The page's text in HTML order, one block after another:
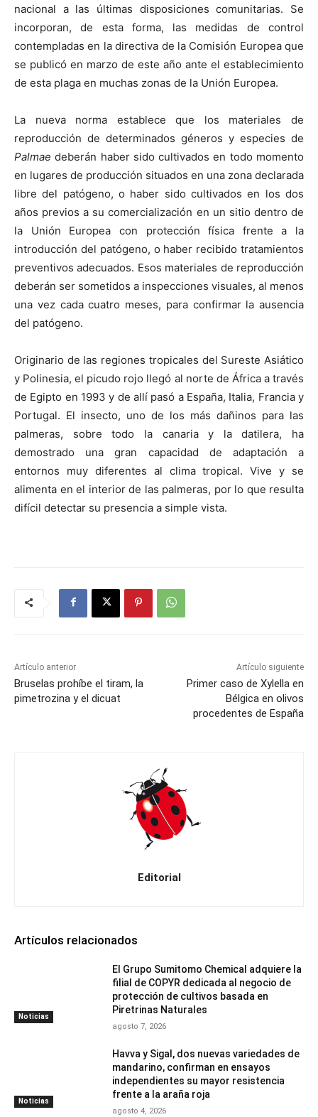
nacional a las últimas disposiciones comunitarias. Se
incorporan, de esta forma, las medidas de control
contempladas en la directiva de la Comisión Europea que
se publicó en marzo de este año ante el establecimiento
de esta plaga en muchas zonas de la Unión Europea.
La nueva norma establece que los materiales de
reproducción de determinados géneros y especies de
Palmae deberán haber sido cultivados en todo momento
en lugares de producción situados en una zona declarada
libre del patógeno, o haber sido cultivados en los dos
años previos a su comercialización en un sitio dentro de
la Unión Europea con protección física frente a la
introducción del patógeno, o haber recibido tratamientos
preventivos adecuados. Esos materiales de reproducción
deberán ser sometidos a inspecciones visuales, al menos
una vez cada cuatro meses, para confirmar la ausencia
del patógeno.
Originario de las regiones tropicales del Sureste Asiático
y Polinesia, el picudo rojo llegó al norte de África a través
de Egipto en 1993 y de allí pasó a España, Italia, Francia y
Portugal. El insecto, uno de los más dañinos para las
palmeras, sobre todo la canaria y la datilera, ha
demostrado una gran capacidad de adaptación a
entornos muy diferentes al clima tropical. Vive y se
alimenta en el interior de las palmeras, por lo que resulta
difícil detectar su presencia a simple vista.
Artículo anterior
Bruselas prohíbe el tiram, la
pimetrozina y el dicuat
Artículo siguiente
Primer caso de Xylella en
Bélgica en olivos
procedentes de España
Editorial
Artículos relacionados
Noticias
El Grupo Sumitomo Chemical adquiere la
filial de COPYR dedicada al negocio de
protección de cultivos basada en
Piretrinas Naturales
agosto 7, 2026
Noticias
Havva y Sigal, dos nuevas variedades de
mandarino, confirman en ensayos
independientes su mayor resistencia
frente a la araña roja
agosto 4, 2026